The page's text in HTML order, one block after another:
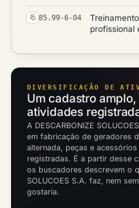
85.99-6-04
profissional
DIVERSIFICAÇÃO DE
Um cadastro
atividades
A DESCARBONIZE
em fabricação de geradores
alternada, peças e
registradas. É a partir desse
os buscadores descrevem o
SOLUCOES S.A. faz, nem
gostaria.